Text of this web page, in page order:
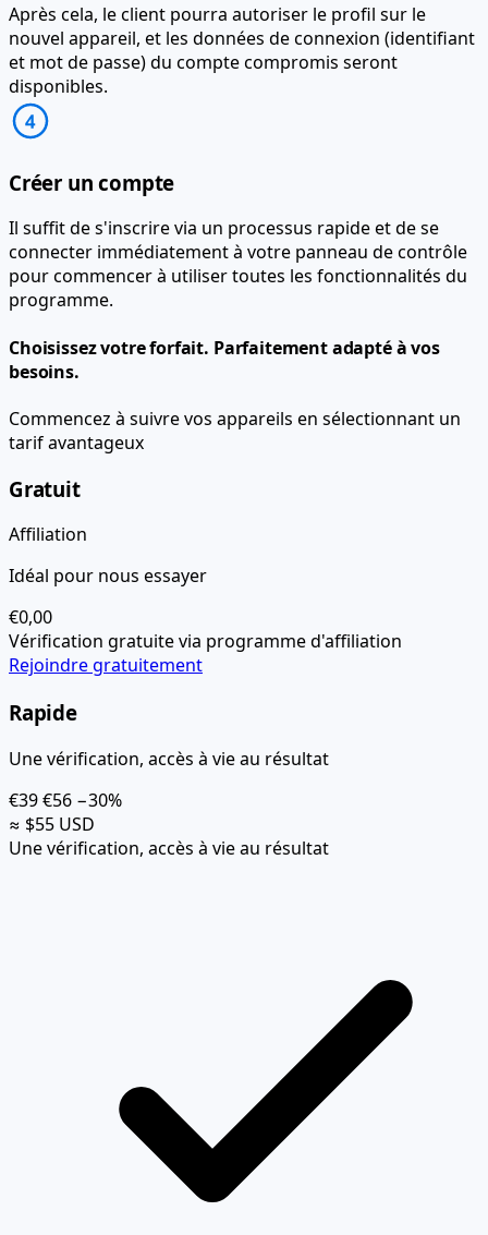
Après cela, le client pourra autoriser le profil sur le
nouvel appareil, et les données de connexion (identifiant
et mot de passe) du compte compromis seront
disponibles.
Créer un compte
Il suffit de s'inscrire via un processus rapide et de se
connecter immédiatement à votre panneau de contrôle
pour commencer à utiliser toutes les fonctionnalités du
programme.
Choisissez votre forfait. Parfaitement adapté à vos
besoins.
Commencez à suivre vos appareils en sélectionnant un
tarif avantageux
Gratuit
Affiliation
Idéal pour nous essayer
€0,00
Vérification gratuite via programme d'affiliation
Rejoindre gratuitement
Rapide
Une vérification, accès à vie au résultat
€39€56 −30%
≈ $55 USD
Une vérification, accès à vie au résultat